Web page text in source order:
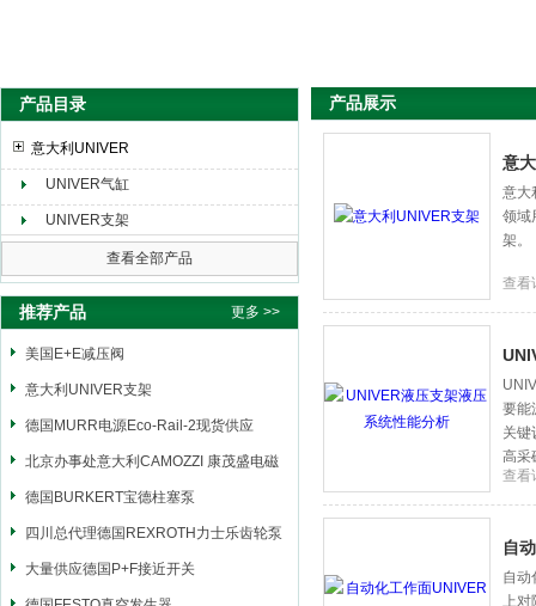
上海申思特自动化设备有限公司
产品目录
意大利UNIVER
UNIVER气缸
UNIVER支架
查看全部产品
推荐产品 更多 >>
美国E+E减压阀
意大利UNIVER支架
德国MURR电源Eco-Rail-2现货供应
北京办事处意大利CAMOZZI 康茂盛电磁
阀
德国BURKERT宝德柱塞泵
四川总代理德国REXROTH力士乐齿轮泵
大量供应德国P+F接近开关
产品展示
意
意大
领域
架。
查看
要能
关键
高采
查看
自
自动
上对